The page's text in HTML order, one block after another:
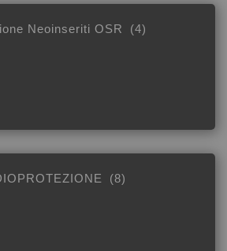
Neoinseriti OSR (4)
(8)